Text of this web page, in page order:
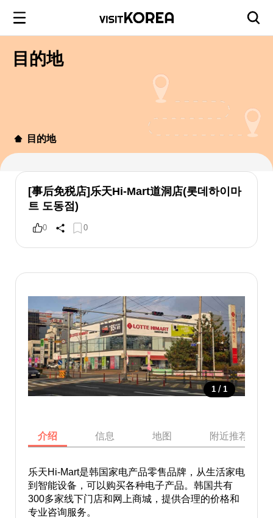
目的地
目的地
[事后免税店]乐天Hi-Mart道洞店(롯데하이마
트 도동점)
0 0
1 / 1
介绍 信息 地图 附近推荐景点
乐天Hi-Mart是韩国家电产品零售品牌，从生活家电
到智能设备，可以购买各种电子产品。韩国共有
300多家线下门店和网上商城，提供合理的价格和
专业咨询服务。